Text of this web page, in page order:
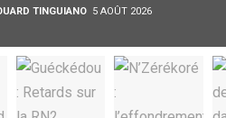
TINGUIANO 5 AOÛT 2026